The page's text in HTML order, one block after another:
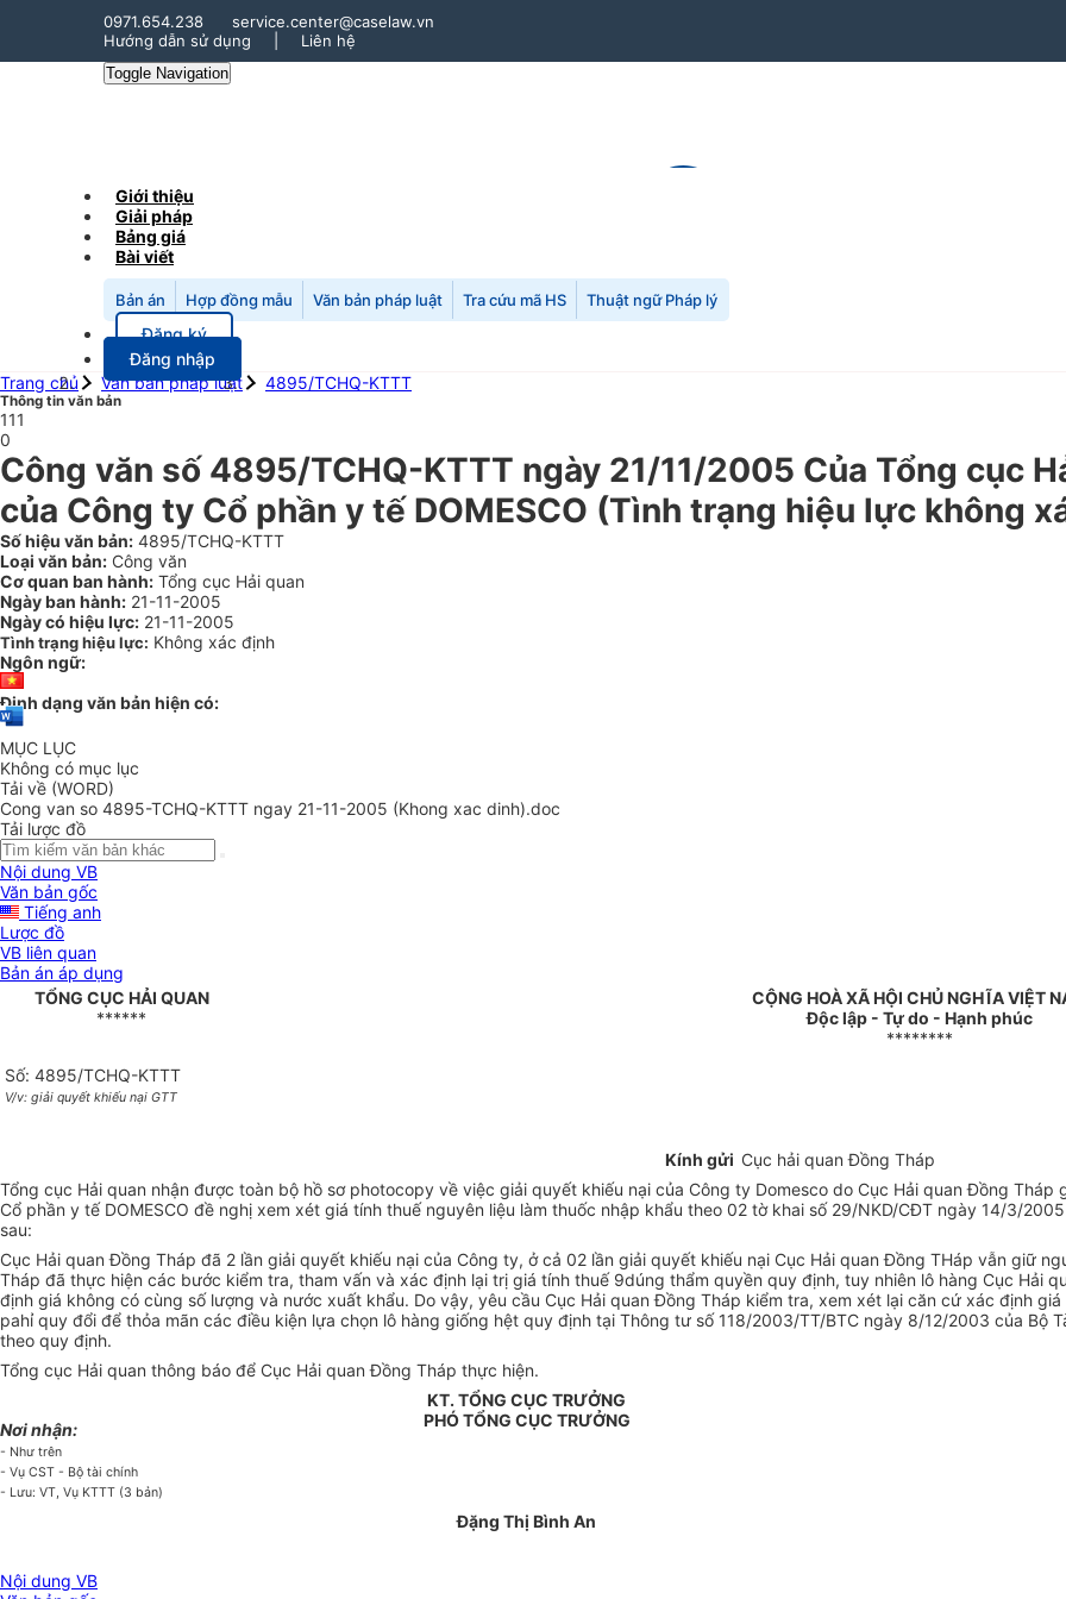
0971.654.238
service.center@caselaw.vn
Hướng dẫn sử dụng
Liên hệ
Toggle Navigation
Giới thiệu
Giải pháp
Bảng giá
Bài viết
Bản án Hợp đồng mẫu Văn bản pháp luật Tra cứu mã HS Thuật ngữ Pháp lý
Đăng ký
Đăng nhập
Trang chủ
Văn bản pháp luật 4895/TCHQ-KTTT
Thông tin văn bản
111
0
Công văn số 4895/TCHQ-KTTT ngày 21/11/2005 Của Tổng cục
của Công ty Cổ phần y tế DOMESCO (Tình trạng hiệu lực không
Số hiệu văn bản: 4895/TCHQ-KTTT
Loại văn bản: Công văn
Cơ quan ban hành: Tổng cục Hải quan
Ngày ban hành: 21-11-2005
Ngày có hiệu lực: 21-11-2005
Tình trạng hiệu lực: Không xác định
Ngôn ngữ:
Định dạng văn bản hiện có:
MỤC LỤC
Không có mục lục
Tải về (WORD)
Cong van so 4895-TCHQ-KTTT ngay 21-11-2005 (Khong xac dinh).doc
Tải lược đồ
Nội dung VB
Văn bản gốc
Tiếng anh
Lược đồ
VB liên quan
Bản án áp dụng
TỔNG CỤC HẢI QUAN
******
CỘNG HOÀ XÃ HỘI CHỦ NGHĨA VIỆT
Độc lập - Tự do - Hạnh phúc
********
Số: 4895/TCHQ-KTTT
V/v: giải quyết khiếu nại GTT
Kính gửi Cục hải quan Đồng Tháp
Tổng cục Hải quan nhận được toàn bộ hồ sơ photocopy về việc giải quyết khiếu nại của Công ty Domesco do Cục Hải quan Đồng
Cổ phần y tế DOMESCO đề nghị xem xét giá tính thuế nguyên liệu làm thuốc nhập khẩu theo 02 tờ khai số 29/NKD/CĐT ngày 14/3/
sau:
Cục Hải quan Đồng Tháp đã 2 lần giải quyết khiếu nại của Công ty, ở cả 02 lần giải quyết khiếu nại Cục Hải quan Đồng THáp vẫn giữ
Tháp đã thực hiện các bước kiểm tra, tham vấn và xác định lại trị giá tính thuế 9dúng thẩm quyền quy định, tuy nhiên lô hàng Cục Hải
định giá không có cùng số lượng và nước xuất khẩu. Do vậy, yêu cầu Cục Hải quan Đồng Tháp kiểm tra, xem xét lại căn cứ xác định
pahỉ quy đổi để thỏa mãn các điều kiện lựa chọn lô hàng giống hệt quy định tại Thông tư số 118/2003/TT/BTC ngày 8/12/2003 của Bộ
theo quy định.
Tổng cục Hải quan thông báo để Cục Hải quan Đồng Tháp thực hiện.
Nơi nhận:
- Như trên
- Vụ CST - Bộ tài chính
- Lưu: VT, Vụ KTTT (3 bản)
KT. TỔNG CỤC TRƯỞNG
PHÓ TỔNG CỤC TRƯỞNG
Đặng Thị Bình An
Nội dung VB